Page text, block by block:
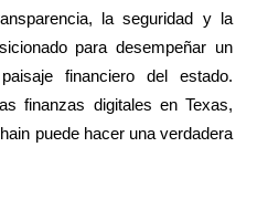
la seguridad y la
para desempeñar un
financiero del estado.
finanzas digitales en Texas,
puede hacer una verdadera